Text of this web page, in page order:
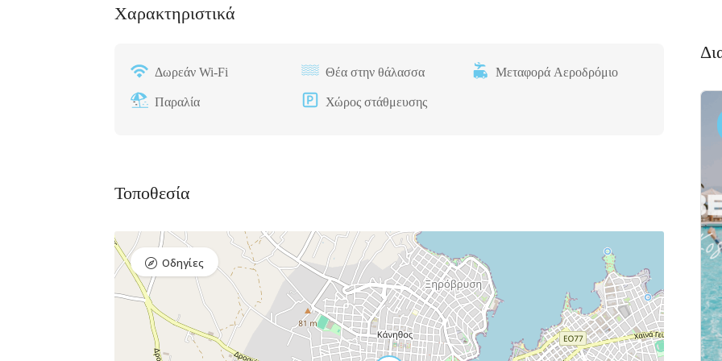
Χαρακτηριστικά
Δωρεάν Wi-Fi Θέα στην θάλασσα Μεταφορά Αεροδρόμιο
Παραλία Χώρος στάθμευσης
Τοποθεσία
Οδηγίες
Βόρεια
Εύβοια 340 05